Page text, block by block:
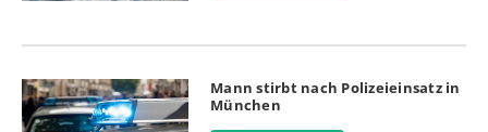
Mann stirbt nach Polizeieinsatz in
München